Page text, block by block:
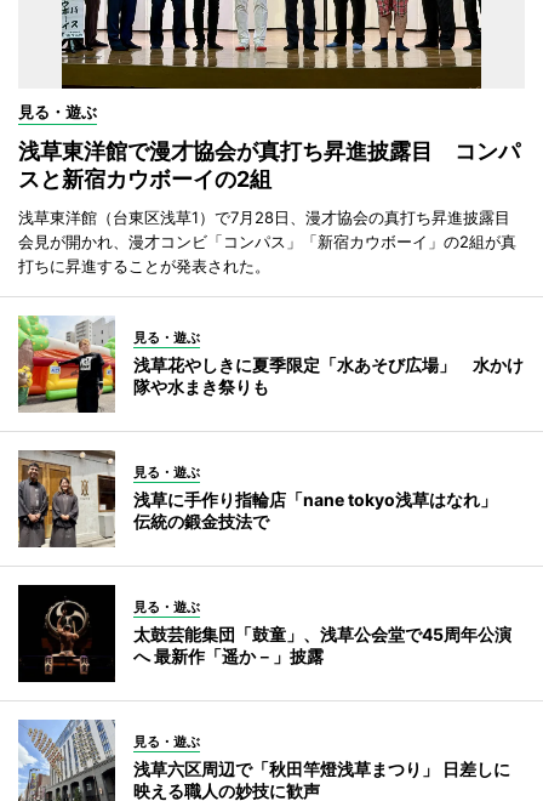
見る・遊ぶ
浅草東洋館で漫才協会が真打ち昇進披露目 コンパ
スと新宿カウボーイの2組
浅草東洋館（台東区浅草1）で7月28日、漫才協会の真打ち昇進披露目
会見が開かれ、漫才コンビ「コンパス」「新宿カウボーイ」の2組が真
打ちに昇進することが発表された。
見る・遊ぶ
浅草花やしきに夏季限定「水あそび広場」 水かけ
隊や水まき祭りも
見る・遊ぶ
浅草に手作り指輪店「nane tokyo浅草はなれ」
伝統の鍛金技法で
見る・遊ぶ
太鼓芸能集団「鼓童」、浅草公会堂で45周年公演
へ 最新作「遥か－」披露
見る・遊ぶ
浅草六区周辺で「秋田竿燈浅草まつり」 日差しに
映える職人の妙技に歓声